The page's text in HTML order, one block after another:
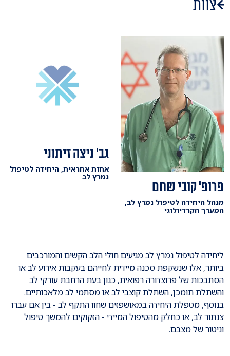
צוות
פרופ' קובי שחם
מנהל היחידה לטיפול נמרץ לב,
המערך הקרדיולוגי
גב' ניצה זיתוני
אחות אחראית, היחידה לטיפול
נמרץ לב
ליחידה לטיפול נמרץ לב מגיעים חולי הלב הקשים והמורכבים
ביותר, אלו שנשקפת סכנה מיידית לחייהם בעקבות אירוע לב או
הסתבכות של פרוצדורה רפואית, כגון בעת הרחבת עורקי לב
והשתלת תומכן, השתלת קוצבי לב או מסתמי לב מלאכותיים.
בנוסף, מטפלת היחידה במאושפזים שחוו התקף לב - בין אם עברו
צנתור לב, או כחלק מהטיפול המיידי - הזקוקים להמשך טיפול
וניטור של מצבם.